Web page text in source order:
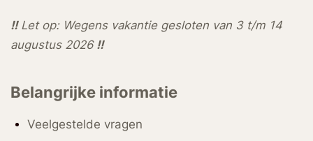
!!Let op: Wegens vakantie gesloten van 3 t/m 14
augustus 2026 !!
Belangrijke informatie
Veelgestelde vragen